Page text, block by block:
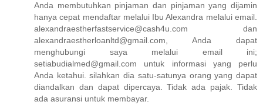
Anda membutuhkan pinjaman dan pinjaman yang dijamin
hanya cepat mendaftar melalui Ibu Alexandra melalui email.
alexandraestherfastservice@cash4u.com dan
alexandraestherloanltd@gmail.com, Anda dapat
menghubungi saya melalui email ini;
setiabudialmed@gmail.com untuk informasi yang perlu
Anda ketahui. silahkan dia satu-satunya orang yang dapat
diandalkan dan dapat dipercaya. Tidak ada pajak. Tidak
ada asuransi untuk membayar.